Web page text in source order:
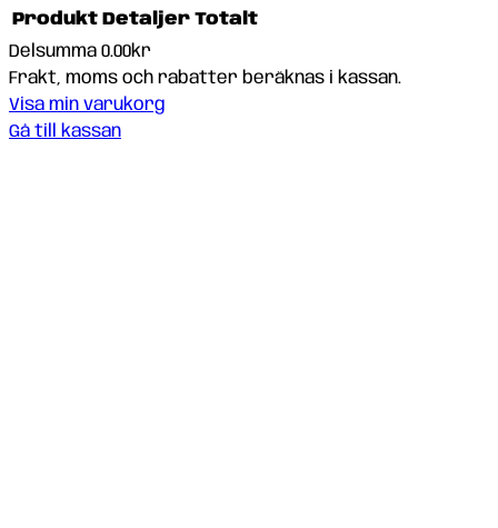
Produkter
i
Produkt Detaljer Totalt
Delsumma 0.00kr
Frakt, moms och rabatter beräknas i kassan.
Visa min varukorg
Gå till kassan